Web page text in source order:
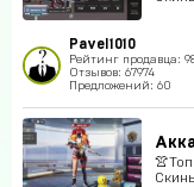
Pavel1010
Рейтинг продавца:
Отзывов: 67974
Предложений: 60